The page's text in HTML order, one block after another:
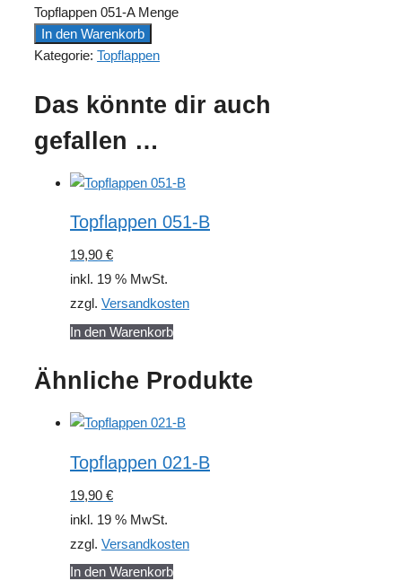
Topflappen 051-A Menge
In den Warenkorb
Kategorie: Topflappen
Das könnte dir auch
gefallen …
Topflappen 051-B
19,90 €
inkl. 19 % MwSt.
zzgl. Versandkosten
In den Warenkorb
Ähnliche Produkte
Topflappen 021-B
19,90 €
inkl. 19 % MwSt.
zzgl. Versandkosten
In den Warenkorb